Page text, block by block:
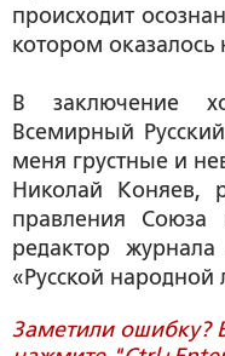
происходит
котором
В заключение
Всемирный
меня грустные и
Николай Коняев,
правления Союза
редактор
«Русской народной
Заметили ошибку?